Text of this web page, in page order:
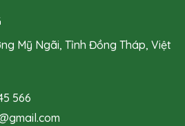
Mỹ Ngãi, Tỉnh Đồng Tháp, Việt
566